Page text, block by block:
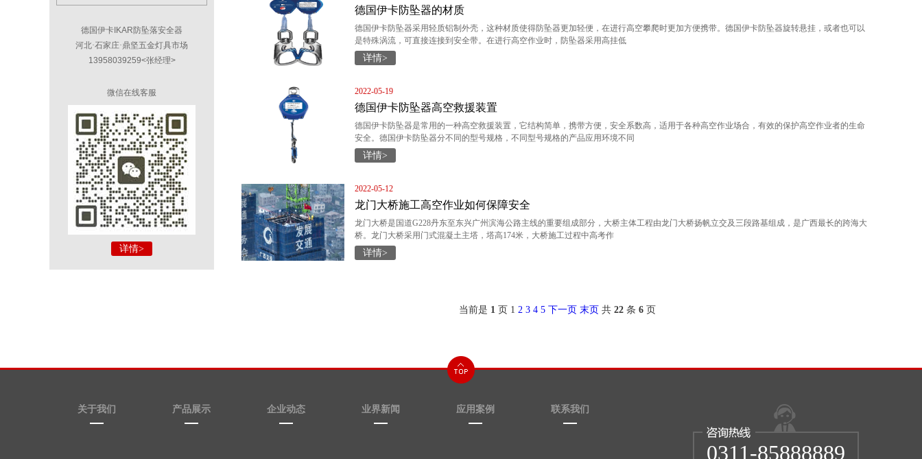
德国伊卡IKAR防坠落安全器
河北·石家庄·鼎坚五金灯具市场
13958039259<张经理>
微信在线客服
详情>
德国伊卡防坠器的材质
德国伊卡防坠器采用轻质铝制外壳，这种材质使得防坠器更加轻便，在进行高空攀爬时更加方便携带。德国伊卡防坠器旋转悬挂，或者也可以
是特殊涡流，可直接连接到安全带。在进行高空作业时，防坠器采用高挂低
详情>
2022-05-19
德国伊卡防坠器高空救援装置
德国伊卡防坠器是常用的一种高空救援装置，它结构简单，携带方便，安全系数高，适用于各种高空作业场合，有效的保护高空作业者的生命
安全。德国伊卡防坠器分不同的型号规格，不同型号规格的产品应用环境不同
详情>
2022-05-12
龙门大桥施工高空作业如何保障安全
龙门大桥是国道G228丹东至东兴广州滨海公路主线的重要组成部分，大桥主体工程由龙门大桥扬帆立交及三段路基组成，是广西最长的跨海大
桥。龙门大桥采用门式混凝土主塔，塔高174米，大桥施工过程中高考作
详情>
当前是 1页 1 2 3 4 5 下一页 末页 共 22条 6页
关于我们 产品展示 企业动态 业界新闻 应用案例 联系我们
0311-85888889